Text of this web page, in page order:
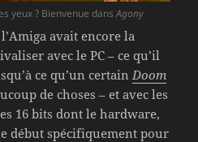
yeux ? Bienvenue dansAgony
avait encore la
avec le PC – ce qu’il
ce qu’un certain Doom
de choses – et avec les
16 bits dont le hardware,
début spécifiquement pour